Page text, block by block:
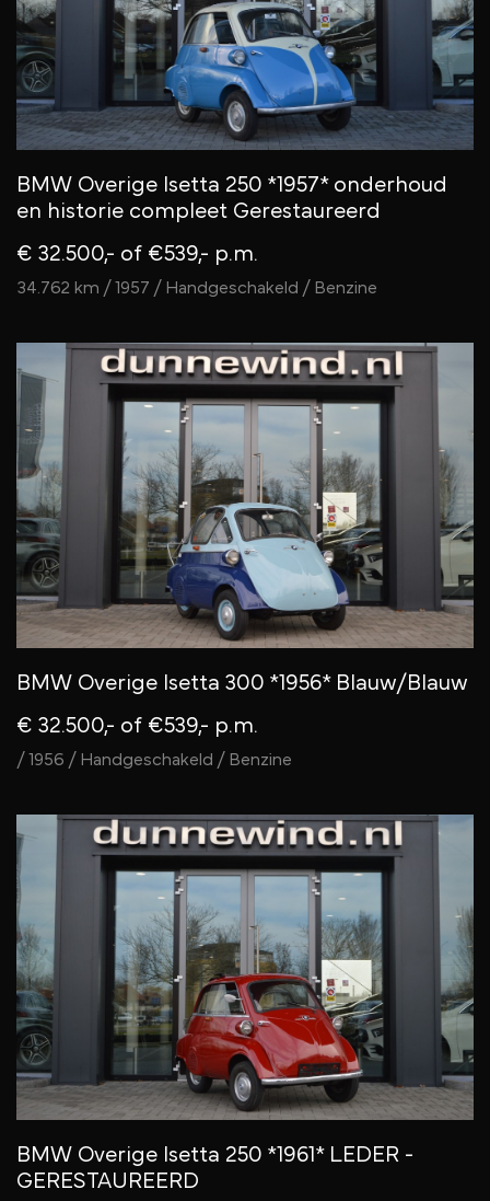
BMW Overige Isetta 250 *1957* onderhoud
en historie compleet Gerestaureerd
€ 32.500,- of €539,- p.m.
34.762 km / 1957 / Handgeschakeld / Benzine
BMW Overige Isetta 300 *1956* Blauw/Blauw
€ 32.500,- of €539,- p.m.
/ 1956 / Handgeschakeld / Benzine
BMW Overige Isetta 250 *1961* LEDER -
GERESTAUREERD